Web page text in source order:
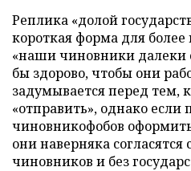
Реплика «долой
короткая форма для более
«наши чиновники далеки
бы здорово, чтобы они
задумывается перед тем,
«отправить», однако если
чиновникофобов
они наверняка согласятся
чиновников и без